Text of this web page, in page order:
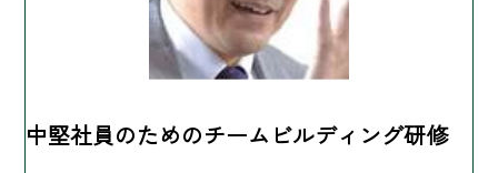
中堅社員のためのチームビルディング研修